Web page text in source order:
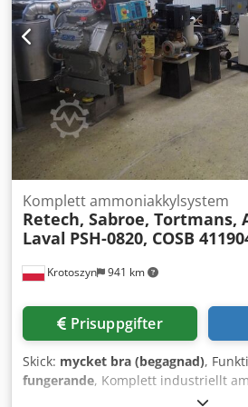
Krotoszyn 941 km
Komplett ammoniakkylsystem
Retech, Sabroe, Tortmans,
Laval PSH-0820, COSB
Prisuppgifter
Skick: mycket bra (begagnad),
fungerande, Komplett industriellt
kylsystem (R717) Komplett